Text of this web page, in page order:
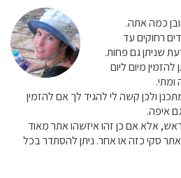
כמה אתה.
רחוקים עד
שניתן גם פחות.
מיום ליום
ולכן קשה לי להגיד לך אם להזמין
איפה.
אלא אם כן זהו איזשהו אתר מאוד
סקי כזה או אחר. ניתן להסתדר בכל